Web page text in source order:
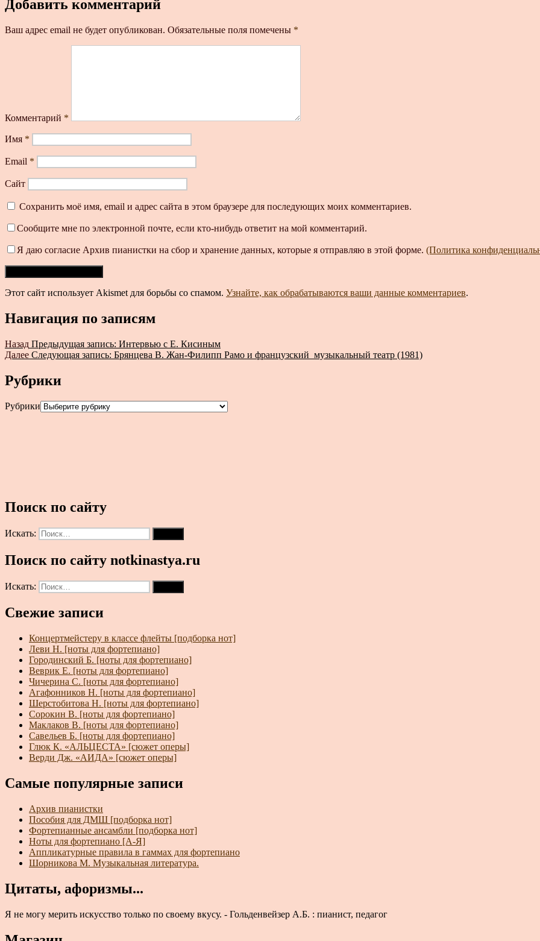
Добавить комментарий
Ваш адрес email не будет опубликован. Обязательные поля помечены *
Комментарий *
Имя *
Email *
Сайт
Сохранить моё имя, email и адрес сайта в этом браузере для последующих моих комментариев.
Сообщите мне по электронной почте, если кто-нибудь ответит на мой комментарий.
Я даю согласие Архив пианистки на сбор и хранение данных, которые я отправляю в этой форме. (Политика
Этот сайт использует Akismet для борьбы со спамом. Узнайте, как обрабатываются ваши данные комментариев.
Навигация по записям
Назад Предыдущая запись: Интервью с Е. Кисиным
Далее Следующая запись: Брянцева В. Жан-Филипп Рамо и французский музыкальный театр (1981)
Рубрики
Рубрики
Поиск по сайту
Искать:
Поиск по сайту notkinastya.ru
Искать:
Свежие записи
Концертмейстеру в классе флейты [подборка нот]
Леви Н. [ноты для фортепиано]
Городинский Б. [ноты для фортепиано]
Веврик Е. [ноты для фортепиано]
Чичерина С. [ноты для фортепиано]
Агафонников Н. [ноты для фортепиано]
Шерстобитова Н. [ноты для фортепиано]
Сорокин В. [ноты для фортепиано]
Маклаков В. [ноты для фортепиано]
Савельев Б. [ноты для фортепиано]
Глюк К. «АЛЬЦЕСТА» [сюжет оперы]
Верди Дж. «АИДА» [сюжет оперы]
Самые популярные записи
Архив пианистки
Пособия для ДМШ [подборка нот]
Фортепианные ансамбли [подборка нот]
Ноты для фортепиано [А-Я]
Аппликатурные правила в гаммах для фортепиано
Шорникова М. Музыкальная литература.
Цитаты, афоризмы...
Я не могу мерить искусство только по своему вкусу. - Гольденвейзер А.Б. : пианист, педагог